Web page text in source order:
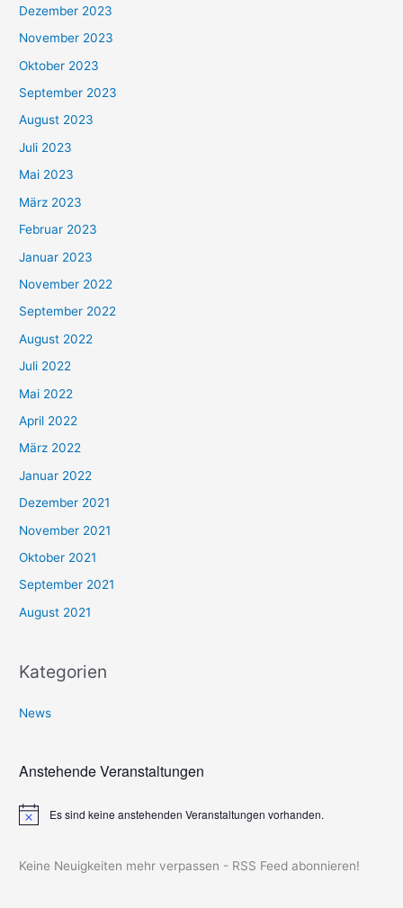
Dezember 2023
November 2023
Oktober 2023
September 2023
August 2023
Juli 2023
Mai 2023
März 2023
Februar 2023
Januar 2023
November 2022
September 2022
August 2022
Juli 2022
Mai 2022
April 2022
März 2022
Januar 2022
Dezember 2021
November 2021
Oktober 2021
September 2021
August 2021
Kategorien
News
Anstehende Veranstaltungen
H
w
Es sind keine anstehenden Veranstaltungen vorhanden.
Keine Neuigkeiten mehr verpassen - RSS Feed abonnieren!